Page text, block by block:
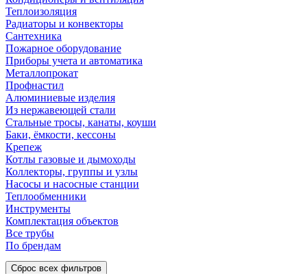
Теплоизоляция
Радиаторы и конвекторы
Сантехника
Пожарное оборудование
Приборы учета и автоматика
Металлопрокат
Профнастил
Алюминиевые изделия
Из нержавеющей стали
Стальные тросы, канаты, коуши
Баки, ёмкости, кессоны
Крепеж
Котлы газовые и дымоходы
Коллекторы, группы и узлы
Насосы и насосные станции
Теплообменники
Инструменты
Комплектация объектов
Все трубы
По брендам
Сброс всех фильтров